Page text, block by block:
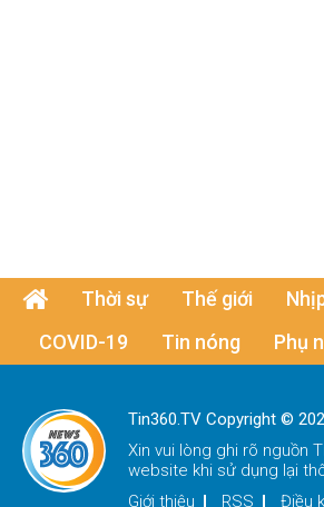
Thời sự Thế giới
COVID-19
Tin nóng Phụ
Tin360.TV Copyright ©
Xin vui lòng ghi rõ nguồn
website khi sử dụng lại
Giới thiệu
RSS Điều